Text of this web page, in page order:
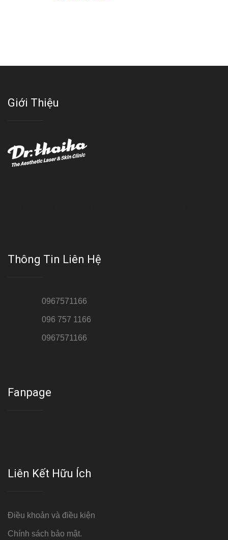
Giới Thiệu
Thông Tin Liên Hệ
0967571166
096 757 1166
0967571166
Fanpage
Liên Kết Hữu Ích
Điều khoản và điều kiện
Chính sách bảo mật.